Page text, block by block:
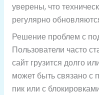
уверены, что
регулярно
Решение проблем с
Пользователи часто
сайт грузится долго
может быть связано с
пик или с